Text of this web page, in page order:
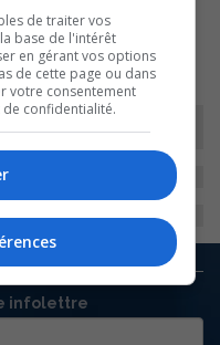
infolettre
de traiter vos
base de l'intérêt
en gérant vos options
de cette page ou dans
votre consentement
confidentialité.